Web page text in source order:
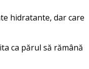
hidratante, dar care
ca părul să rămână